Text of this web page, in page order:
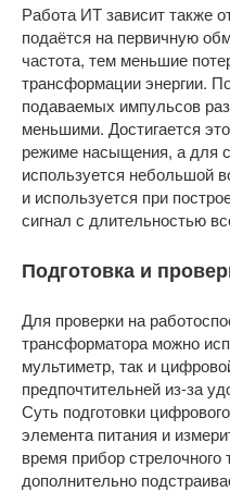
Работа ИТ зависит также
подаётся на первичную
частота, тем меньшие
трансформации энергии.
подаваемых импульсов
меньшими. Достигается
режиме насыщения, а для
используется небольшой
и используется при
сигнал с длительностью
Подготовка и
Для проверки на
трансформатора можно
мультиметр, так и
предпочтительней из-за
Суть подготовки
элемента питания и
время прибор
дополнительно